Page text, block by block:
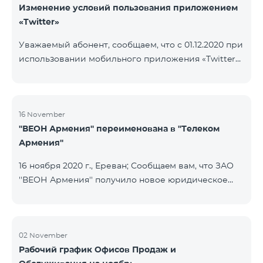
Изменение условий пользования приложением
«Twitter»
Уважаемый абонент, сообщаем, что с 01.12.2020 при
использовании мобильного приложения «Twitter»
с данного остатка․ После исчерпания которого
дальнейшая тарификация будет осуществляться
согласно условиям вашего тарифного плана.
16 November
''ВЕОН Армения'' переименована в ''Телеком
Армения''
16 ноября 2020 г., Ереван; Сообщаeм вам, что ЗАО
''ВЕОН Армения'' получило новое юридическое
2020 года. Внесенное изменение никоим образом
не повлияет на права, обязанности и услуги,
02 November
Рабочий график Офисов Продаж и